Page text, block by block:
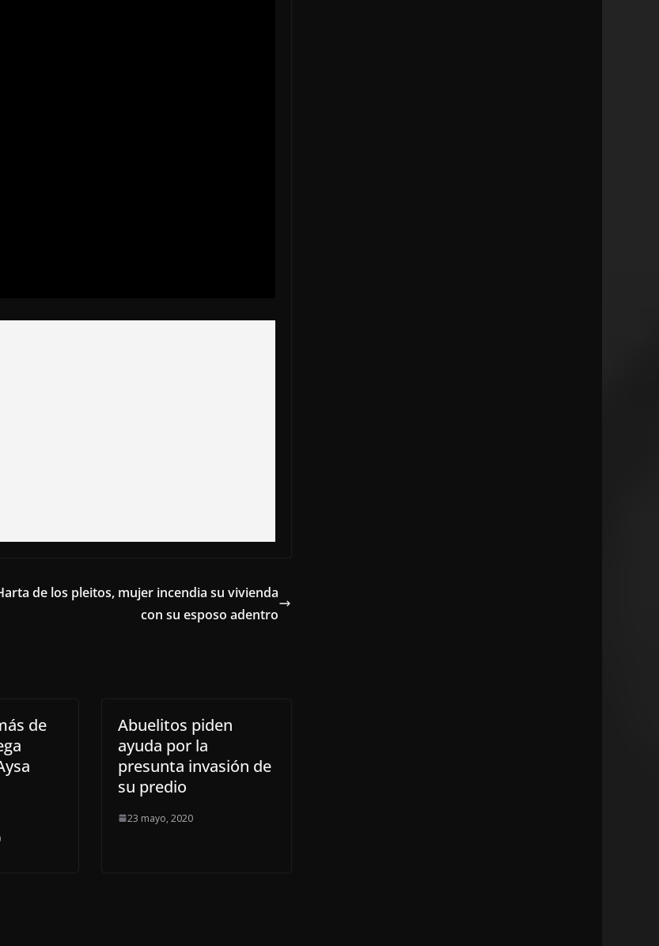
de los pleitos, mujer incendia su vivienda
con su esposo adentro
de
Abuelitos piden
ayuda por la
presunta invasión de
su predio
23 mayo, 2020